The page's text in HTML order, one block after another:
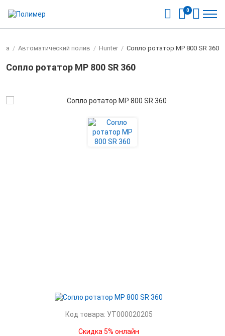
0
/ Автоматический полив / Hunter / Сопло ротатор МР 800 SR 360
Сопло ротатор МР 800 SR 360
Код товара: УТ000020205
Скидка 5% онлайн